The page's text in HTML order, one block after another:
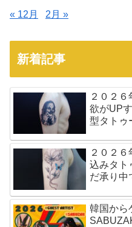
« 12月 2月 »
新着記事
２０２
欲がUP
型タトゥ
２０２
込みタト
だ承り中
韓国から